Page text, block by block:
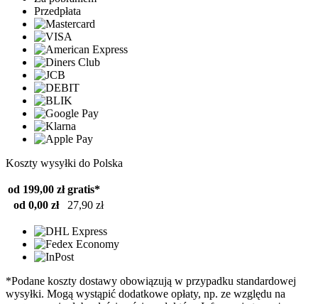
Przedpłata
Koszty wysyłki do Polska
od 199,00 zł gratis*
od 0,00 zł
27,90 zł
*Podane koszty dostawy obowiązują w przypadku standardowej
wysyłki. Mogą wystąpić dodatkowe opłaty, np. ze względu na